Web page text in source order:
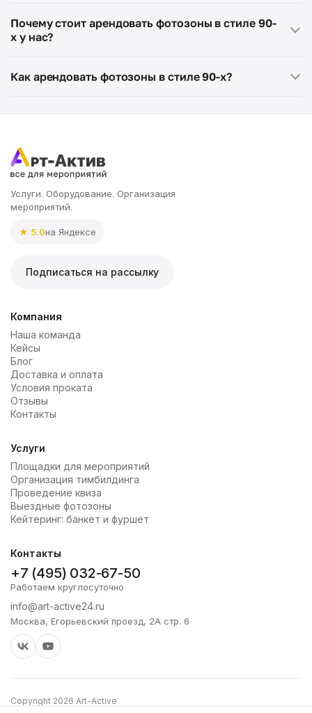
Почему стоит арендовать фотозоны в стиле 90-
х у нас?
Интерактивность:
Как арендовать фотозоны в стиле 90-х?
Услуги. Оборудование. Организация
мероприятий.
★ 5.0на Яндексе
Подписаться на рассылку
Компания
Наша команда
Кейсы
Блог
Доставка и оплата
Условия проката
Отзывы
Контакты
Услуги
Площадки для мероприятий
Организация тимбилдинга
Проведение квиза
Выездные фотозоны
Кейтеринг: банкет и фуршет
Контакты
+7 (495) 032-67-50
Работаем круглосуточно
info@art-active24.ru
Москва, Егорьевский проезд, 2А стр. 6
Copyright 2026 Art-Active